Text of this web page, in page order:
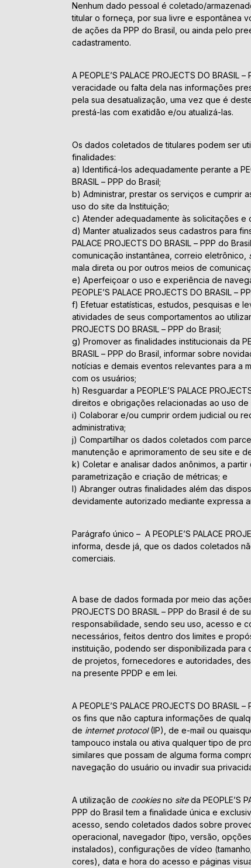
Nenhum dado pessoal é coletado/
titular o forneça, por sua livre e espontânea
de ações da PPP do Brasil, ou ainda pelo
cadastramento.
A PEOPLE’S PALACE PROJECTS DO
veracidade ou falta dela nas informações
pela sua desatualização, uma vez que é
prestá-las com exatidão e/ou atualizá-las.
Os dados coletados de titulares podem ser
finalidades:
a) Identificá-los adequadamente perante a
BRASIL – PPP do Brasil;
b) Administrar, prestar os serviços e cumprir
uso do site da Instituição;
c) Atender adequadamente às solicitações e
d) Manter atualizados seus cadastros para
PALACE PROJECTS DO BRASIL – PPP do
comunicação instantânea, correio eletrônico,
mala direta ou por outros meios de
e) Aperfeiçoar o uso e experiência de
PEOPLE’S PALACE PROJECTS DO BRASIL –
f) Efetuar estatísticas, estudos, pesquisas e
atividades de seus comportamentos ao
PROJECTS DO BRASIL – PPP do Brasil;
g) Promover as finalidades institucionais da
BRASIL – PPP do Brasil, informar sobre
notícias e demais eventos relevantes para a
com os usuários;
h) Resguardar a PEOPLE’S PALACE
direitos e obrigações relacionadas ao uso de
i) Colaborar e/ou cumprir ordem judicial ou
administrativa;
j) Compartilhar os dados coletados com
manutenção e aprimoramento de seu site e
k) Coletar e analisar dados anônimos, a partir
parametrização e criação de métricas; e
l) Abranger outras finalidades além das
devidamente autorizado mediante expressa
Parágrafo único – A PEOPLE’S PALACE
informa, desde já, que os dados coletados
comerciais.
A base de dados formada por meio das ações
PROJECTS DO BRASIL – PPP do Brasil é de
responsabilidade, sendo seu uso, acesso e
necessários, feitos dentro dos limites e
instituição, podendo ser disponibilizada para
de projetos, fornecedores e autoridades,
na presente PPDP e em lei.
A PEOPLE’S PALACE PROJECTS DO
os fins que não captura informações de
de internet protocol(IP), de e-mail ou
tampouco instala ou ativa qualquer tipo de
similares que possam de alguma forma
navegação do usuário ou invadir sua
A utilização de cookiesno siteda PEOPLE’S
PPP do Brasil tem a finalidade única e
acesso, sendo coletados dados sobre
operacional, navegador (tipo, versão,
instalados), configurações de vídeo
cores), data e hora do acesso e páginas